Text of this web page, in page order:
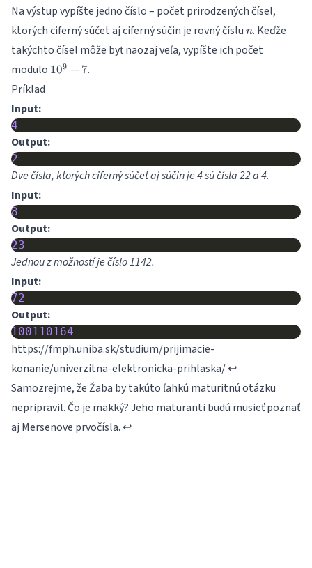
Na výstup vypíšte jedno číslo – počet prirodzených čísel,
ktorých ciferný súčet aj ciferný súčin je rovný číslu n
n. Keďže
takýchto čísel môže byť naozaj veľa, vypíšte ich počet
modulo 10^9
109 + 7.
Príklad
Input:
4
Output:
2
Dve čísla, ktorých ciferný súčet aj súčin je 4 sú čísla 22 a 4.
Input:
8
Output:
23
Jednou z možností je číslo 1142.
Input:
72
Output:
100110164
https://fmph.uniba.sk/studium/prijimacie-
konanie/univerzitna-elektronicka-prihlaska/↩
Samozrejme, že Žaba by takúto ľahkú maturitnú otázku
nepripravil. Čo je mäkký? Jeho maturanti budú musieť poznať
aj Mersenove prvočísla. ↩